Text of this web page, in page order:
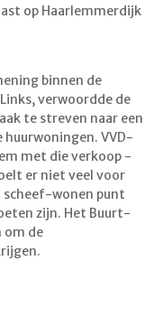
op Haarlemmerdijk
binnen de
verwoordde de
te streven naar een
huurwoningen. VVD-
met die verkoop -
er niet veel voor
scheef-wonen punt
zijn. Het Buurt-
om de